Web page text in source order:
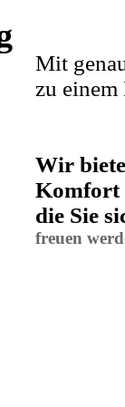
Mit
zu
Wir
Komfort
die Sie
freuen